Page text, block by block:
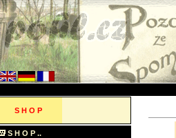
S H O P
S H O P ..